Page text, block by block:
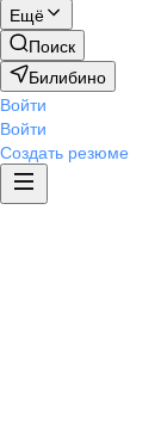
Ещё
Поиск
Билибино
Войти
Войти
Создать резюме